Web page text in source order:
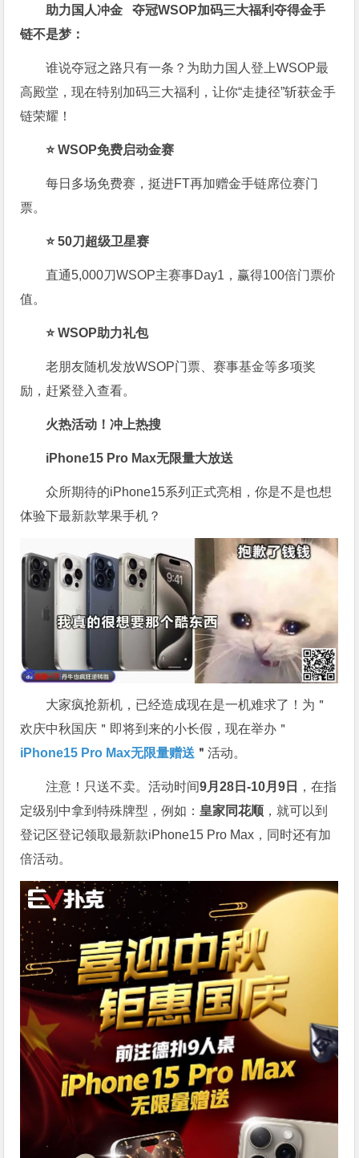
助力国人冲金 夺冠WSOP加码三大福利夺得金手
链不是梦：
谁说夺冠之路只有一条？为助力国人登上WSOP最
高殿堂，现在特别加码三大福利，让你“走捷径”斩获金手
链荣耀！
⭐ WSOP免费启动金赛
每日多场免费赛，挺进FT再加赠金手链席位赛门
票。
⭐ 50刀超级卫星赛
直通5,000刀WSOP主赛事Day1，赢得100倍门票价
值。
⭐ WSOP助力礼包
老朋友随机发放WSOP门票、赛事基金等多项奖
励，赶紧登入查看。
火热活动！冲上热搜
iPhone15 Pro Max无限量大放送
众所期待的iPhone15系列正式亮相，你是不是也想
体验下最新款苹果手机？
大家疯抢新机，已经造成现在是一机难求了！为＂
欢庆中秋国庆＂即将到来的小长假，现在举办＂
iPhone15 Pro Max无限量赠送 ＂活动。
注意！只送不卖。活动时间9月28日-10月9日
，在指
定级别中拿到特殊牌型，例如： 皇家同花顺 ，就可以到
登记区登记领取最新款iPhone15 Pro Max，同时还有加
倍活动。